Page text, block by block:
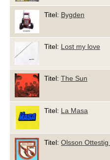
Titel: Bygden
Titel: Lost my love
Titel: The Sun
Titel: La Masa
Titel: Olsson